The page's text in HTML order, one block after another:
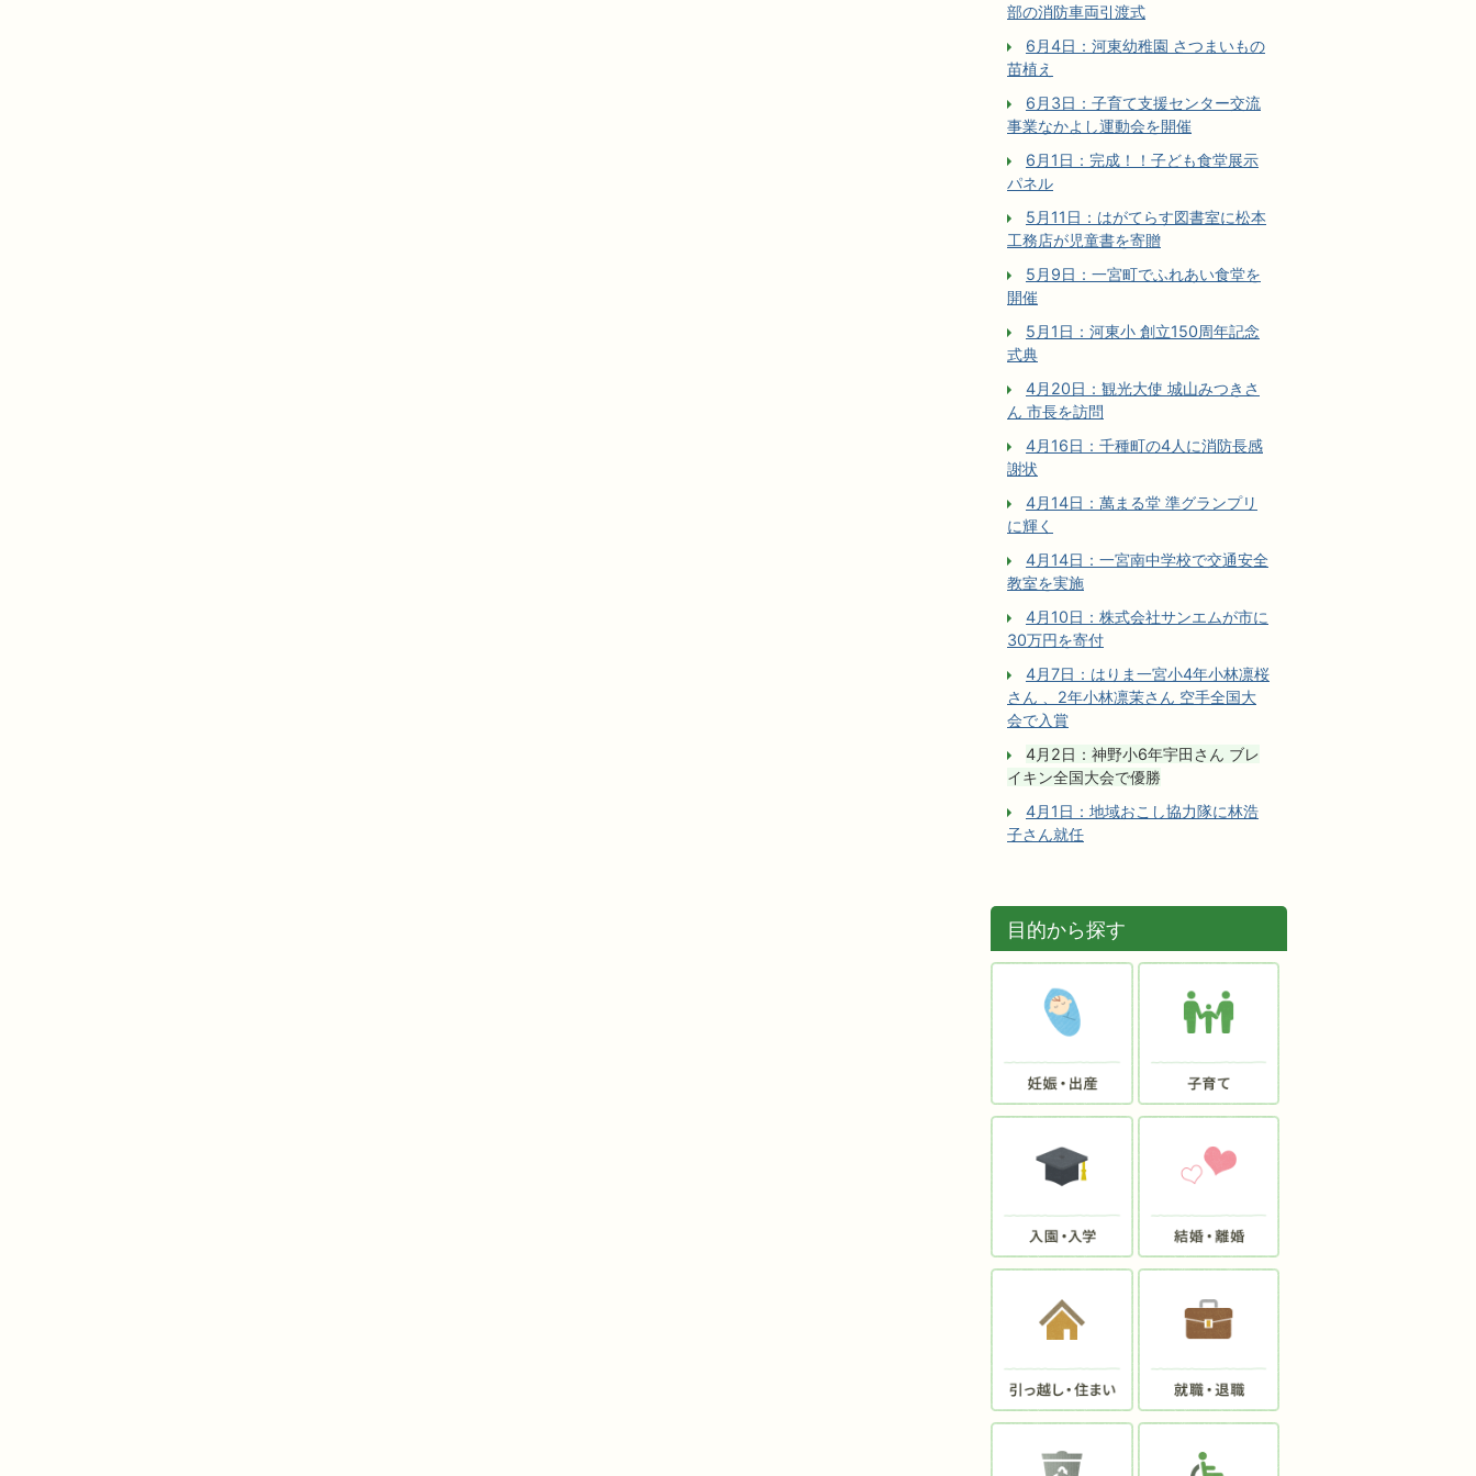
部の消防車両引渡式
6月4日：河東幼稚園 さつまいもの
苗植え
6月3日：子育て支援センター交流
事業なかよし運動会を開催
6月1日：完成！！子ども食堂展示
パネル
5月11日：はがてらす図書室に松本
工務店が児童書を寄贈
5月9日：一宮町でふれあい食堂を
開催
5月1日：河東小 創立150周年記念
式典
4月20日：観光大使 城山みつきさ
ん 市長を訪問
4月16日：千種町の4人に消防長感
謝状
4月14日：萬まる堂 準グランプリ
に輝く
4月14日：一宮南中学校で交通安全
教室を実施
4月10日：株式会社サンエムが市に
30万円を寄付
4月7日：はりま一宮小4年小林凛桜
さん 、2年小林凛茉さん 空手全国大
会で入賞
4月2日：神野小6年宇田さん ブレ
イキン全国大会で優勝
4月1日：地域おこし協力隊に林浩
子さん就任
目的から探す